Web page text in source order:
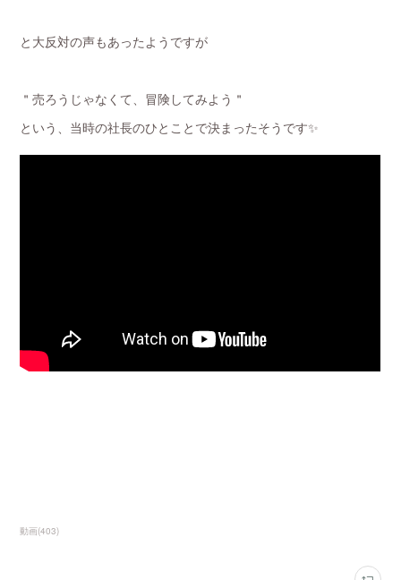
と大反対の声もあったようですが
＂売ろうじゃなくて、冒険してみよう＂
という、当時の社長のひとことで決まったそうです✨
動画(403)